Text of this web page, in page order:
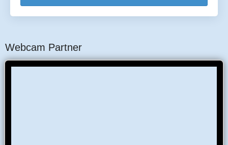
Webcam Partner